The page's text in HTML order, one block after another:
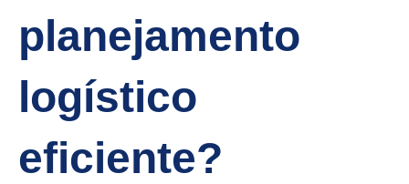
planejamento
logístico
eficiente?